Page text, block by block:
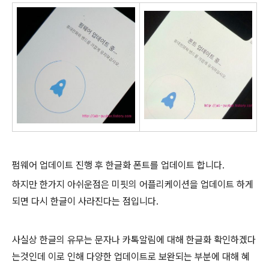
펌웨어 업데이트 진행 후 한글화 폰트를 업데이트 합니다.
하지만 한가지 아쉬운점은 미핏의 어플리케이션을 업데이트 하게
되면 다시 한글이 사라진다는 점입니다.
사실상 한글의 유무는 문자나 카톡알림에 대해 한글화 확인하겠다
는것인데 이로 인해 다양한 업데이트로 보완되는 부분에 대해 혜